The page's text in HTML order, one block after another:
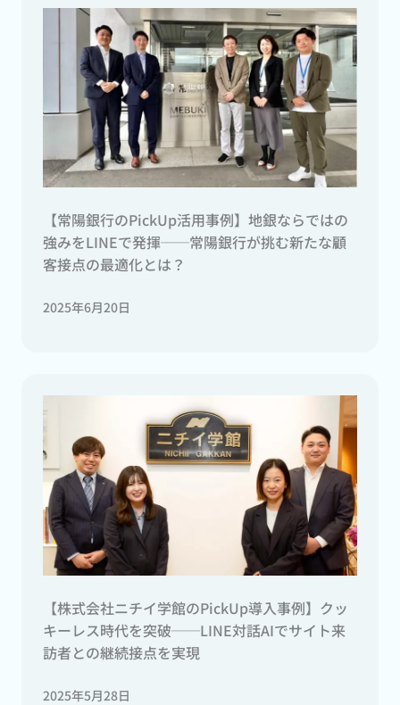
【常陽銀行のPickUp活用事例】地銀ならではの
強みをLINEで発揮──常陽銀行が挑む新たな顧
客接点の最適化とは？
2025年6月20日
【株式会社ニチイ学館のPickUp導入事例】クッ
キーレス時代を突破──LINE対話AIでサイト来
訪者との継続接点を実現
2025年5月28日